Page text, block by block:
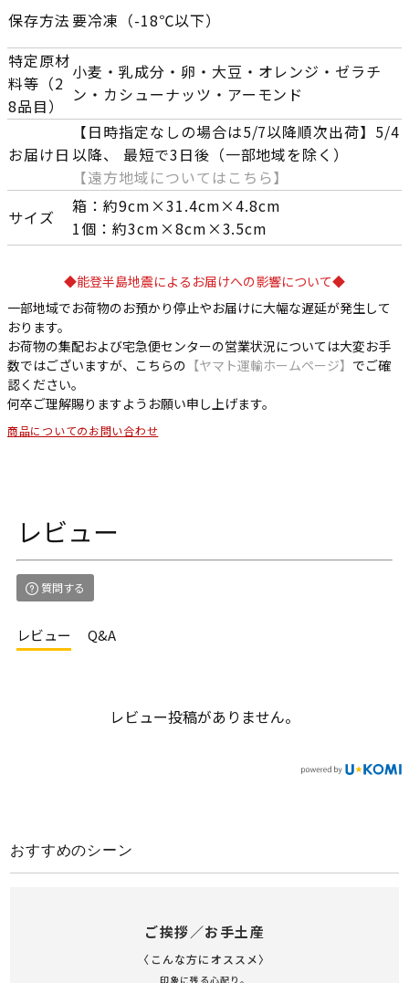
保存方法 要冷凍（-18℃以下）
特定原材
料等（2
8品目）
小麦・乳成分・卵・大豆・オレンジ・ゼラチ
ン・カシューナッツ・アーモンド
お届け日
【日時指定なしの場合は5/7以降順次出荷】5/4
以降、 最短で3日後（一部地域を除く）
【遠方地域についてはこちら】
サイズ
箱：約9cm×31.4cm×4.8cm
1個：約3cm×8cm×3.5cm
◆能登半島地震によるお届けへの影響について◆
一部地域でお荷物のお預かり停止やお届けに大幅な遅延が発生して
おります。
お荷物の集配および宅急便センターの営業状況については大変お手
数ではございますが、こちらの 【ヤマト運輸ホームページ】 でご確
認ください。
何卒ご理解賜りますようお願い申し上げます。
商品についてのお問い合わせ
レビュー
質問する
レビュー Q&A
レビュー投稿がありません。
おすすめのシーン
ご挨拶／お手土産
〈こんな方にオススメ〉
印象に残る心配り。